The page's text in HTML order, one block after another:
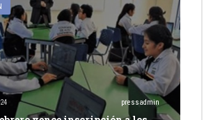
pressadmin